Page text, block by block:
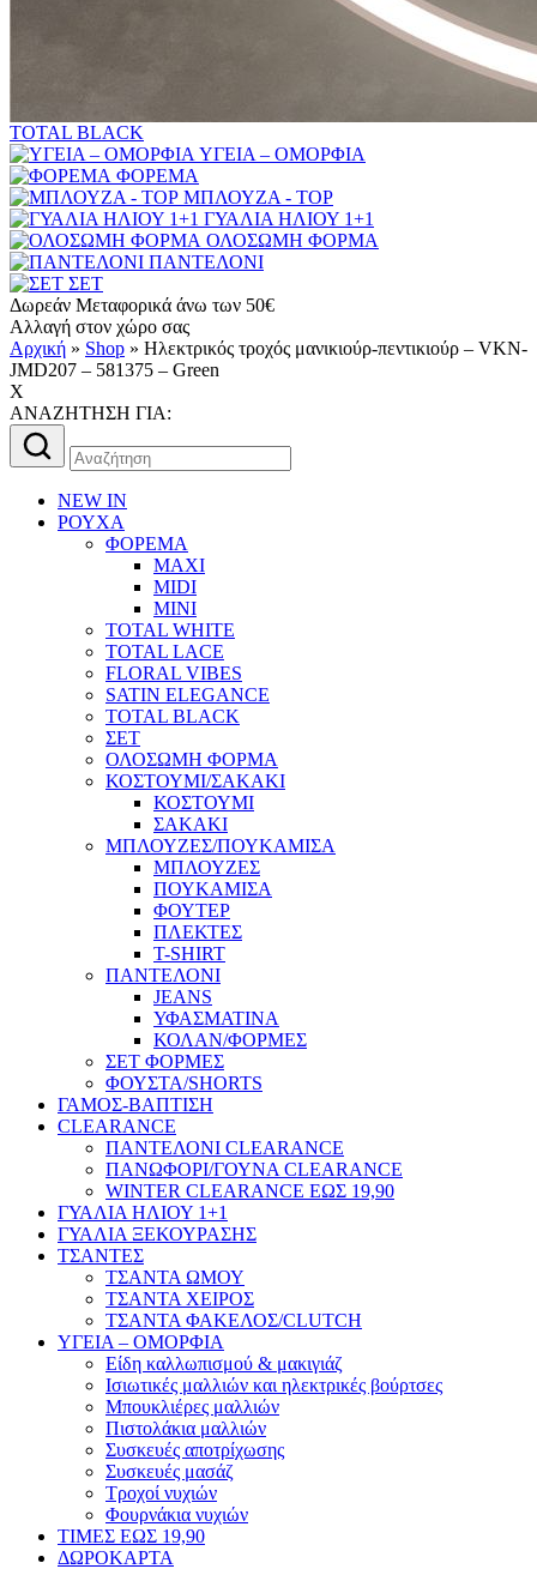
TOTAL BLACK
ΥΓΕΙΑ – ΟΜΟΡΦΙΑ
ΦΟΡΕΜΑ
ΜΠΛΟΥΖΑ - TOP
ΓΥΑΛΙΑ ΗΛΙΟΥ 1+1
ΟΛΟΣΩΜΗ ΦΟΡΜΑ
ΠΑΝΤΕΛΟΝΙ
ΣΕΤ
Δωρεάν Μεταφορικά άνω των 50€
Αλλαγή στον χώρο σας
Αρχική » Shop » Ηλεκτρικός τροχός μανικιούρ-πεντικιούρ – VKN-
JMD207 – 581375 – Green
X
AΝΑΖΗΤΗΣΗ ΓΙΑ:
Αναζήτηση
για:
NEW IN
ΡΟΥΧΑ
ΦΟΡΕΜΑ
MAXI
MIDI
MINI
TOTAL WHITE
TOTAL LACE
FLORAL VIBES
SATIN ELEGANCE
TOTAL BLACK
ΣΕΤ
ΟΛΟΣΩΜΗ ΦΟΡΜΑ
ΚΟΣΤΟΥΜΙ/ΣΑΚΑΚΙ
ΚΟΣΤΟΥΜΙ
ΣΑΚΑΚΙ
ΜΠΛΟΥΖΕΣ/ΠΟΥΚΑΜΙΣΑ
ΜΠΛΟΥΖΕΣ
ΠΟΥΚΑΜΙΣΑ
ΦΟΥΤΕΡ
ΠΛΕΚΤΕΣ
T-SHIRT
ΠΑΝΤΕΛΟΝΙ
JEANS
ΥΦΑΣΜΑΤΙΝΑ
ΚΟΛΑΝ/ΦΟΡΜΕΣ
ΣΕΤ ΦΟΡΜΕΣ
ΦΟΥΣΤΑ/SHORTS
ΓΑΜΟΣ-ΒΑΠΤΙΣΗ
CLEARANCE
ΠΑΝΤΕΛΟΝΙ CLEARANCE
ΠΑΝΩΦΟΡΙ/ΓΟΥΝΑ CLEARANCE
WINTER CLEARANCE ΕΩΣ 19,90
ΓΥΑΛΙΑ ΗΛΙΟΥ 1+1
ΓΥΑΛΙΑ ΞΕΚΟΥΡΑΣΗΣ
ΤΣΑΝΤΕΣ
ΤΣΑΝΤΑ ΩΜΟΥ
ΤΣΑΝΤΑ ΧΕΙΡΟΣ
ΤΣΑΝΤΑ ΦΑΚΕΛΟΣ/CLUTCH
ΥΓΕΙΑ – ΟΜΟΡΦΙΑ
Είδη καλλωπισμού & μακιγιάζ
Ισιωτικές μαλλιών και ηλεκτρικές βούρτσες
Μπουκλιέρες μαλλιών
Πιστολάκια μαλλιών
Συσκευές αποτρίχωσης
Συσκευές μασάζ
Τροχοί νυχιών
Φουρνάκια νυχιών
ΤΙΜΕΣ ΕΩΣ 19,90
ΔΩΡΟΚΑΡΤΑ